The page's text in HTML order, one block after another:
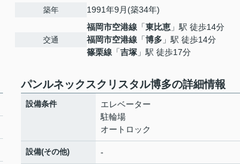
築年 1991年9月(築34年)
交通
福岡市空港線 「東比恵 」駅 徒歩14分
福岡市空港線 「博多 」駅 徒歩14分
篠栗線 「吉塚 」駅 徒歩17分
パンルネックスクリスタル博多の詳細情報
設備条件
エレベーター
駐輪場
オートロック
設備(その他) -